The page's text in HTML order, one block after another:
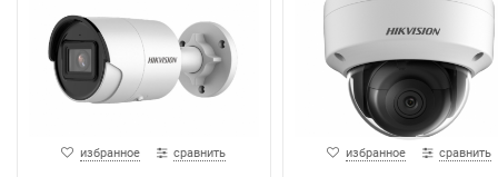
избранное сравнить избранное сравнить